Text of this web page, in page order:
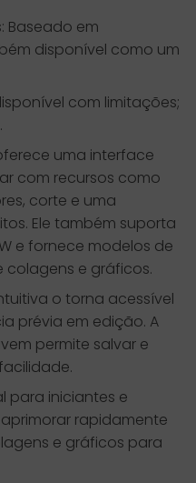
Baseado em
disponível como um
com limitações;
uma interface
com recursos como
corte e uma
Ele também suporta
e fornece modelos de
e gráficos.
o torna acessível
prévia em edição. A
permite salvar e
para iniciantes e
rapidamente
e gráficos para